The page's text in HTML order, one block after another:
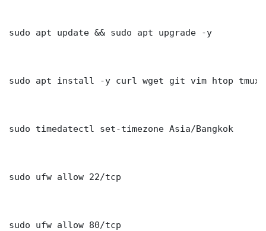
sudo apt update && sudo apt upgrade -y
sudo apt install -y curl wget git vim htop tmux
sudo timedatectl set-timezone Asia/Bangkok
sudo ufw allow 22/tcp
sudo ufw allow 80/tcp